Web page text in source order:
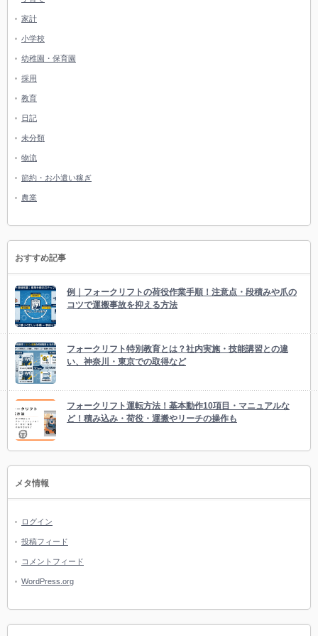
家計
小学校
幼稚園・保育園
採用
教育
日記
未分類
物流
節約・お小遣い稼ぎ
農業
おすすめ記事
例｜フォークリフトの荷役作業手順！注意点・段積みや爪の
コツで運搬事故を抑える方法
フォークリフト特別教育とは？社内実施・技能講習との違
い、神奈川・東京での取得など
フォークリフト運転方法！基本動作10項目・マニュアルな
ど！積み込み・荷役・運搬やリーチの操作も
メタ情報
ログイン
投稿フィード
コメントフィード
WordPress.org